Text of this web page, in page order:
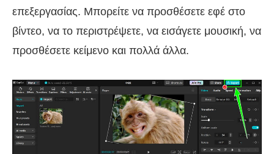
επεξεργασίας. Μπορείτε να προσθέσετε εφέ στο
βίντεο, να το περιστρέψετε, να εισάγετε μουσική, να
προσθέσετε κείμενο και πολλά άλλα.